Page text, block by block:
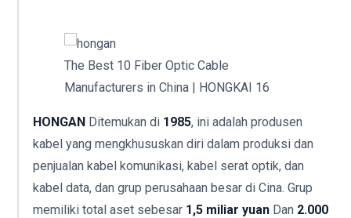
The Best 10 Fiber Optic Cable
Manufacturers in China | HONGKAI 16
HONGAN Ditemukan di 1985, ini adalah produsen
kabel yang mengkhususkan diri dalam produksi dan
penjualan kabel komunikasi, kabel serat optik, dan
kabel data, dan grup perusahaan besar di Cina. Grup
memiliki total aset sebesar 1,5 miliar yuan Dan 2.000